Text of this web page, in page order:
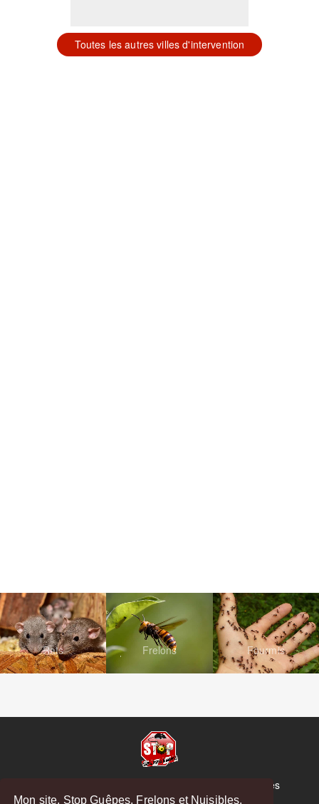
Mon site, Stop Guêpes, Frelons et Nuisibles,
Toutes les autres villes d'intervention
Rats Frelons Fourmis
© Copyright 2026 Stop Guêpes, Frelons et Nuisibles